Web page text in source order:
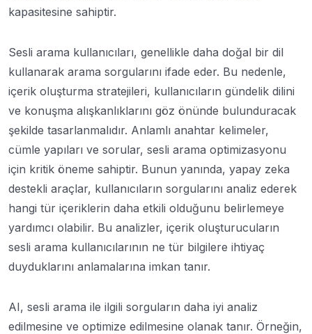
kapasitesine sahiptir.
Sesli arama kullanıcıları, genellikle daha doğal bir dil
kullanarak arama sorgularını ifade eder. Bu nedenle,
içerik oluşturma stratejileri, kullanıcıların gündelik dilini
ve konuşma alışkanlıklarını göz önünde bulunduracak
şekilde tasarlanmalıdır. Anlamlı anahtar kelimeler,
cümle yapıları ve sorular, sesli arama optimizasyonu
için kritik öneme sahiptir. Bunun yanında, yapay zeka
destekli araçlar, kullanıcıların sorgularını analiz ederek
hangi tür içeriklerin daha etkili olduğunu belirlemeye
yardımcı olabilir. Bu analizler, içerik oluşturucuların
sesli arama kullanıcılarının ne tür bilgilere ihtiyaç
duyduklarını anlamalarına imkan tanır.
AI, sesli arama ile ilgili sorguların daha iyi analiz
edilmesine ve optimize edilmesine olanak tanır. Örneğin,